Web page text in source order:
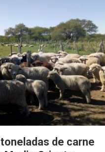
de carne